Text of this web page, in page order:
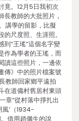
竟。12月5日我初次
教師的大批照片，
講學的留影，比擬
尺度照、生涯照。
到“王瑤”這個名字變
作為學者的王瑤，而
讀這些照片，一邊依
傳》中的照片檔案號
教師回家鄉平遠拍
在道備村舊居村東頭
章“從村落中掙扎出
風’（1934-
借用趙儷生的說